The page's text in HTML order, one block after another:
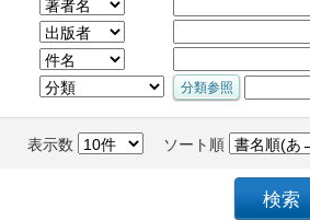
表示数 ソート順